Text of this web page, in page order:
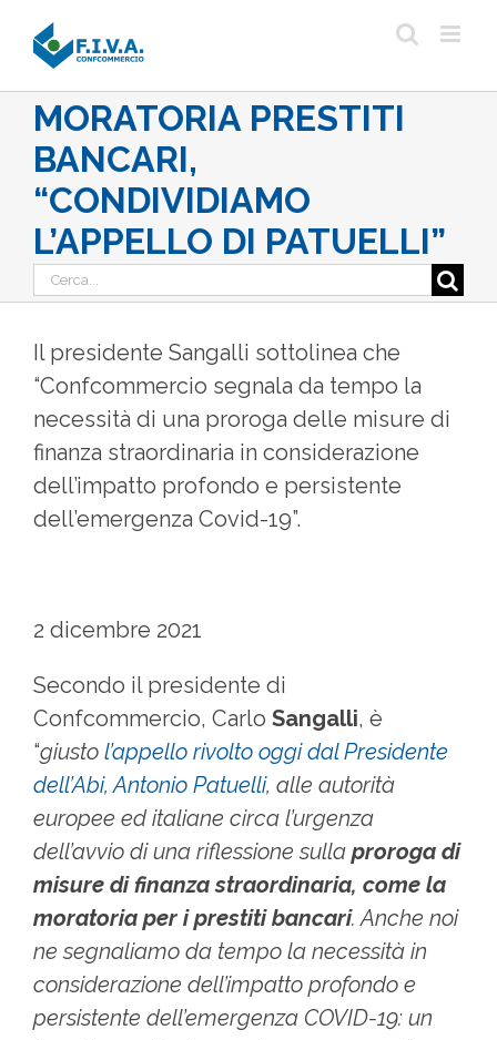
MORATORIA PRESTITI
BANCARI,
“CONDIVIDIAMO
L’APPELLO DI PATUELLI”
Cerca
per:
Il presidente Sangalli sottolinea che
“Confcommercio segnala da tempo la
necessità di una proroga delle misure di
finanza straordinaria in considerazione
dell’impatto profondo e persistente
dell’emergenza Covid-19”.
2 dicembre 2021
Secondo il presidente di
Confcommercio, Carlo Sangalli, è
“giusto l’appello rivolto oggi dal Presidente
dell’Abi, Antonio Patuelli, alle autorità
europee ed italiane circa l’urgenza
dell’avvio di una riflessione sulla proroga di
misure di finanza straordinaria, come la
moratoria per i prestiti bancari. Anche noi
ne segnaliamo da tempo la necessità in
considerazione dell’impatto profondo e
persistente dell’emergenza COVID-19: un